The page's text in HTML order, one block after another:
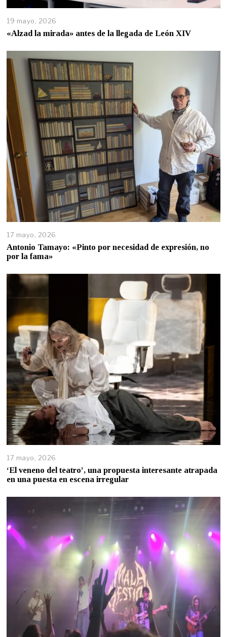
19 mayo, 2026
«Alzad la mirada» antes de la llegada de León XIV
17 mayo, 2026
Antonio Tamayo: «Pinto por necesidad de expresión, no
por la fama»
17 mayo, 2026
‘El veneno del teatro’, una propuesta interesante atrapada
en una puesta en escena irregular